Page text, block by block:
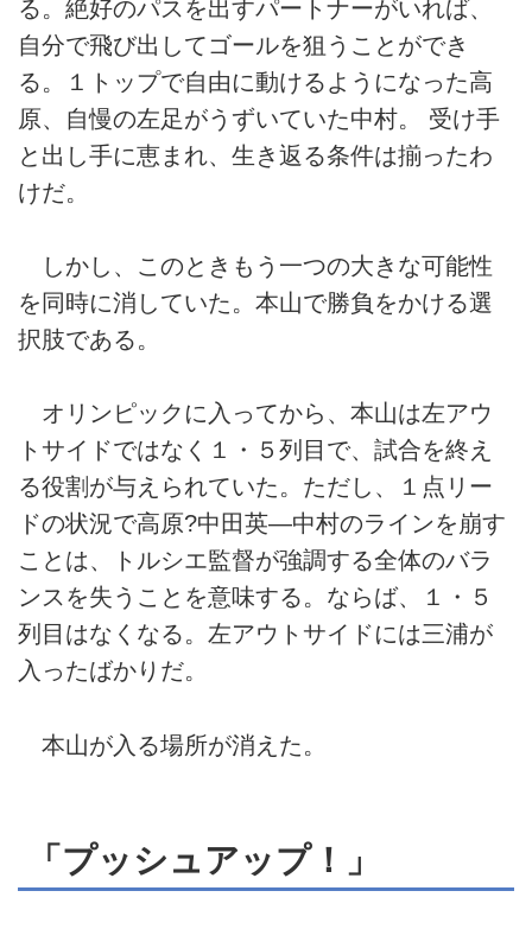
る。絶好のパスを出すパートナーがいれば、
自分で飛び出してゴールを狙うことができ
る。１トップで自由に動けるようになった高
原、自慢の左足がうずいていた中村。 受け手
と出し手に恵まれ、生き返る条件は揃ったわ
けだ。
しかし、このときもう一つの大きな可能性
を同時に消していた。本山で勝負をかける選
択肢である。
オリンピックに入ってから、本山は左アウ
トサイドではなく１・５列目で、試合を終え
る役割が与えられていた。ただし、１点リー
ドの状況で高原?中田英―中村のラインを崩す
ことは、トルシエ監督が強調する全体のバラ
ンスを失うことを意味する。ならば、１・５
列目はなくなる。左アウトサイドには三浦が
入ったばかりだ。
本山が入る場所が消えた。
「プッシュアップ！」